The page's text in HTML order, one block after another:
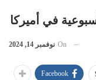
في أميركا
On نوفمبر 14, 2024
Facebook